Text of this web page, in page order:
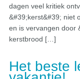
dagen veel kritiek
&#39;kerst&#39; niet
en is vervangen door
kerstbrood […]
Het beste